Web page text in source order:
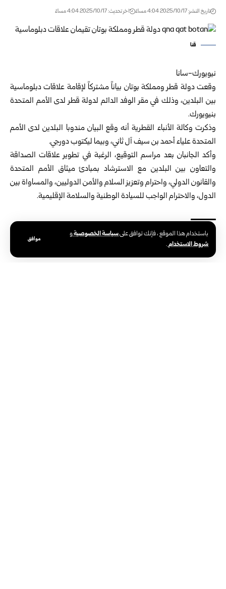
باستخدام هذا الموقع ، فإنك توافق علىسياسة الخصوصيةو
شروط الاستخدام.
موافق
تاريخ النشر: 2025/10/17 4:04 مساءً اخر تحديث: 2025/10/17 4:04 مساءً
قنا
نيويورك-سانا
وقعت دولة قطر ومملكة بوتان بياناً مشتركاً لإقامة علاقات دبلوماسية
بين البلدين، وذلك في مقر الوفد الدائم لدولة قطر لدى الأمم المتحدة
بنيويورك.
وذكرت وكالة الأنباء القطرية أنه وقع البيان مندوبا البلدين لدى الأمم
المتحدة علياء أحمد بن سيف آل ثاني، وبيما ليكتوب دورجي.
وأكد الجانبان بعد مراسم التوقيع، الرغبة في تطوير علاقات الصداقة
والتعاون بين البلدين مع الاسترشاد بمبادئ ميثاق الأمم المتحدة
والقانون الدولي، واحترام وتعزيز السلام والأمن الدوليين، والمساواة بين
الدول، والاحترام الواجب للسيادة الوطنية والسلامة الإقليمية.
الوسوم:بوتان علاقات دبلوماسية